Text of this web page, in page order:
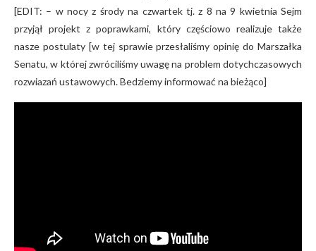
[EDIT: – w nocy z środy na czwartek tj. z 8 na 9 kwietnia Sejm
przyjął projekt z poprawkami, który częściowo realizuje także
nasze postulaty [w tej sprawie przesłaliśmy opinię do Marszałka
Senatu, w której zwróciliśmy uwagę na problem dotychczasowych
rozwiazań ustawowych. Bedziemy informować na bieżąco]